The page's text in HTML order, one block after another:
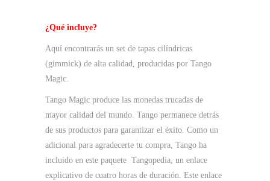
¿Qué incluye?
Aquí encontrarás un set de tapas cilíndricas
(gimmick) de alta calidad, producidas por Tango
Magic.
Tango Magic produce las monedas trucadas de
mayor calidad del mundo. Tango permanece detrás
de sus productos para garantizar el éxito. Como un
adicional para agradecerte tu compra, Tango ha
incluido en este paquete Tangopedia, un enlace
explicativo de cuatro horas de duración. Este enlace